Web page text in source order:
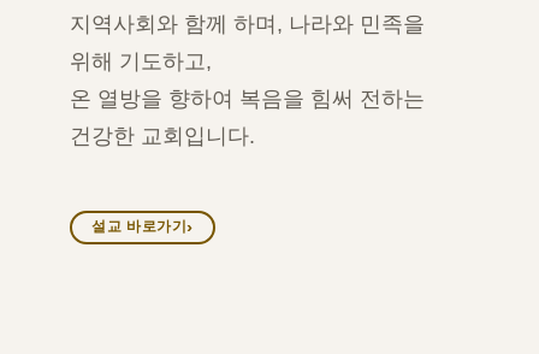
지역사회와 함께 하며, 나라와 민족을
위해 기도하고,
온 열방을 향하여 복음을 힘써 전하는
건강한 교회입니다.
설교 바로가기